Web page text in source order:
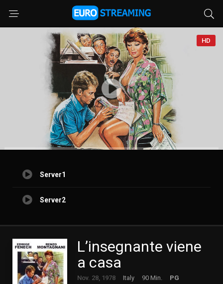
HD
Server1
Server2
L’insegnante viene
a casa
Nov. 28, 1978 Italy 90 Min.
PG